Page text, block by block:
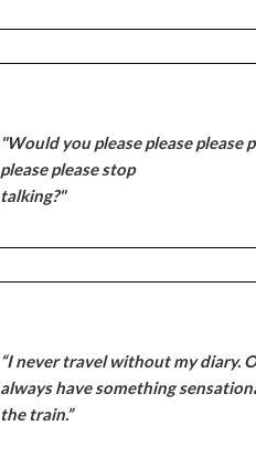
"Would you please please please
please please stop
talking?"
“I never travel without my diary.
always have something
the train.”